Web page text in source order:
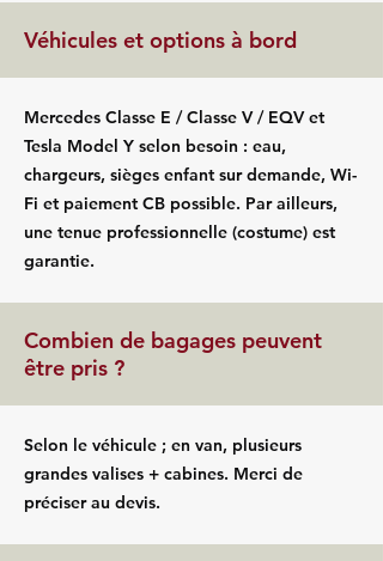
Véhicules et options à bord
Mercedes Classe E / Classe V / EQV et
Tesla Model Y selon besoin : eau,
chargeurs, sièges enfant sur demande, Wi-
Fi et paiement CB possible. Par ailleurs,
une tenue professionnelle (costume) est
garantie.
Combien de bagages peuvent
être pris ?
Selon le véhicule ; en van, plusieurs
grandes valises + cabines. Merci de
préciser au devis.